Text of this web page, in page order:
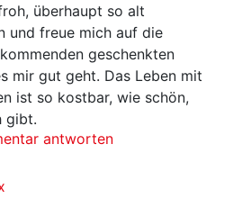
überhaupt so alt
und freue mich auf die
geschenkten
mir gut geht. Das Leben mit
ist so kostbar, wie schön,
gibt.
antworten